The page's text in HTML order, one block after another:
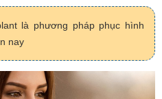
là phương pháp phục hình
nay